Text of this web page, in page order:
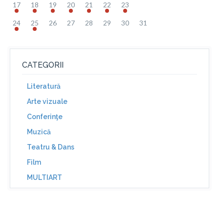
17 18 19 20 21 22 23
24 25 26 27 28 29 30 31
CATEGORII
Literatură
Arte vizuale
Conferinţe
Muzică
Teatru & Dans
Film
MULTIART